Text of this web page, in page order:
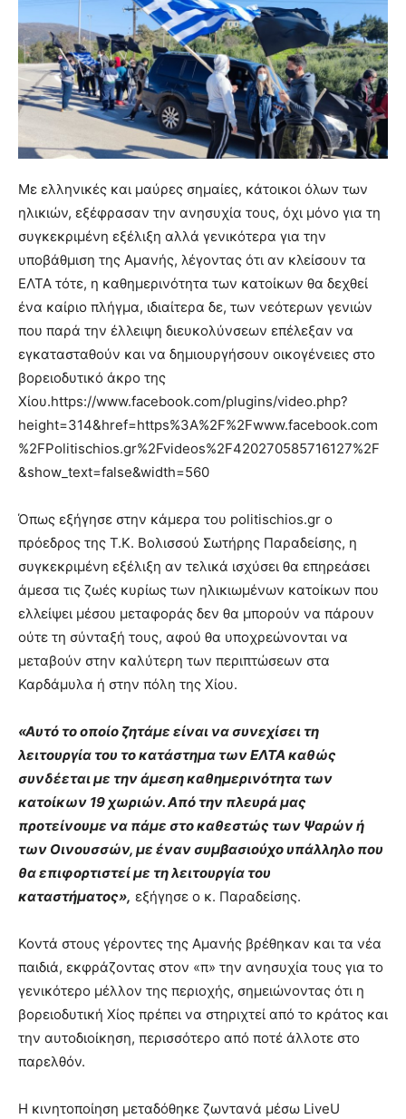
Με ελληνικές και μαύρες σημαίες, κάτοικοι όλων των
ηλικιών, εξέφρασαν την ανησυχία τους, όχι μόνο για τη
συγκεκριμένη εξέλιξη αλλά γενικότερα για την
υποβάθμιση της Αμανής, λέγοντας ότι αν κλείσουν τα
ΕΛΤΑ τότε, η καθημερινότητα των κατοίκων θα δεχθεί
ένα καίριο πλήγμα, ιδιαίτερα δε, των νεότερων γενιών
που παρά την έλλειψη διευκολύνσεων επέλεξαν να
εγκατασταθούν και να δημιουργήσουν οικογένειες στο
βορειοδυτικό άκρο της
Χίου.https://www.facebook.com/plugins/video.php?
height=314&href=https%3A%2F%2Fwww.facebook.com
%2FPolitischios.gr%2Fvideos%2F420270585716127%2F
&show_text=false&width=560
Όπως εξήγησε στην κάμερα του politischios.gr ο
πρόεδρος της Τ.Κ. Βολισσού Σωτήρης Παραδείσης, η
συγκεκριμένη εξέλιξη αν τελικά ισχύσει θα επηρεάσει
άμεσα τις ζωές κυρίως των ηλικιωμένων κατοίκων που
ελλείψει μέσου μεταφοράς δεν θα μπορούν να πάρουν
ούτε τη σύνταξή τους, αφού θα υποχρεώνονται να
μεταβούν στην καλύτερη των περιπτώσεων στα
Καρδάμυλα ή στην πόλη της Χίου.
«Αυτό το οποίο ζητάμε είναι να συνεχίσει τη
λειτουργία του το κατάστημα των ΕΛΤΑ καθώς
συνδέεται με την άμεση καθημερινότητα των
κατοίκων 19 χωριών. Από την πλευρά μας
προτείνουμε να πάμε στο καθεστώς των Ψαρών ή
των Οινουσσών, με έναν συμβασιούχο υπάλληλο που
θα επιφορτιστεί με τη λειτουργία του
καταστήματος», εξήγησε ο κ. Παραδείσης.
Κοντά στους γέροντες της Αμανής βρέθηκαν και τα νέα
παιδιά, εκφράζοντας στον «π» την ανησυχία τους για το
γενικότερο μέλλον της περιοχής, σημειώνοντας ότι η
βορειοδυτική Χίος πρέπει να στηριχτεί από το κράτος και
την αυτοδιοίκηση, περισσότερο από ποτέ άλλοτε στο
παρελθόν.
Η κινητοποίηση μεταδόθηκε ζωντανά μέσω LiveU